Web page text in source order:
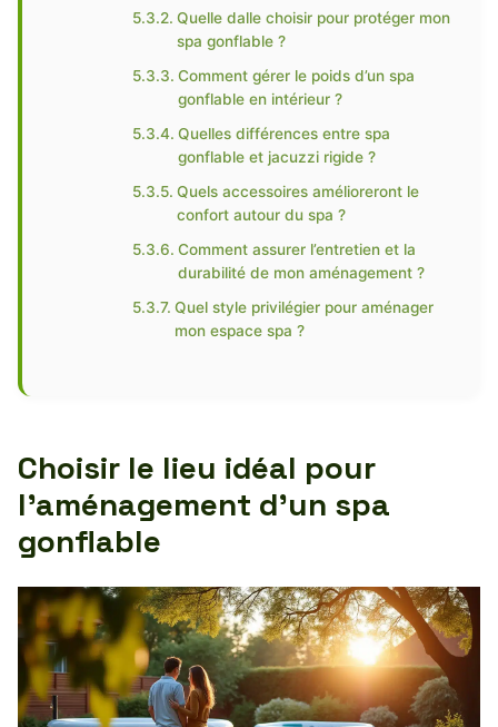
Quelle dalle choisir pour protéger mon
spa gonflable ?
Comment gérer le poids d’un spa
gonflable en intérieur ?
Quelles différences entre spa
gonflable et jacuzzi rigide ?
Quels accessoires amélioreront le
confort autour du spa ?
Comment assurer l’entretien et la
durabilité de mon aménagement ?
Quel style privilégier pour aménager
mon espace spa ?
Choisir le lieu idéal pour
l’aménagement d’un spa
gonflable